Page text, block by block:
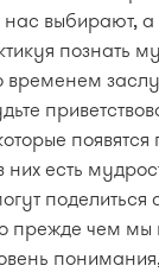
нас выбирают,
познать
временем
них есть
поделиться
прежде чем